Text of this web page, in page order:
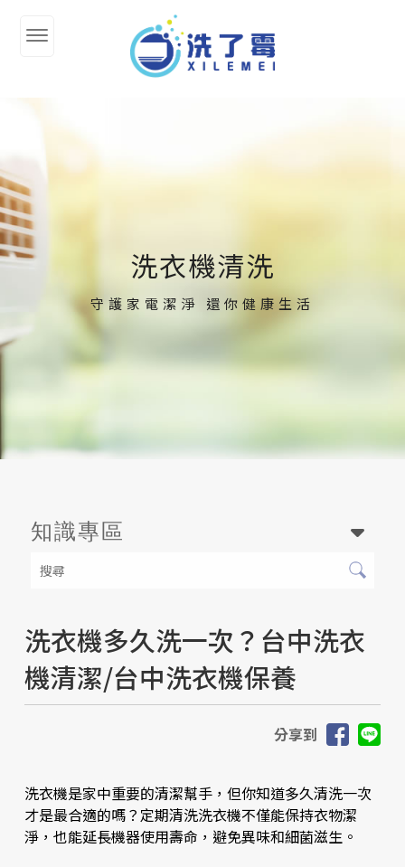
洗衣機清洗
知識專區
洗衣機多久洗一次？台中洗衣
機清潔/台中洗衣機保養
分享到
洗衣機是家中重要的清潔幫手，但你知道多久清洗一次
才是最合適的嗎？定期清洗洗衣機不僅能保持衣物潔
淨，也能延長機器使用壽命，避免異味和細菌滋生。